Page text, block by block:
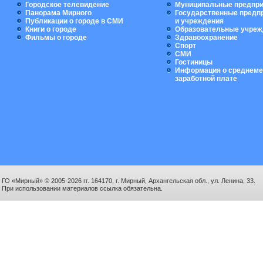
Городское телевидение
Панорама Мирного
Публикации о городе в СМИ
Книги о городе
Фильмы о городе
Муниципальные
Государственные
и учреждения
Образовательные
Здравоохранение
Спорт
СМИ
Гостиницы
Информация о
заработной плате
ГО «Мирный» © 2005-2026 гг. 164170, г. Мирный, Архангельская обл., ул. Ленина, 33.
При использовании материалов ссылка обязательна.